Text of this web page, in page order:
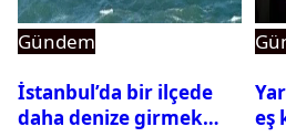
Gündem
İstanbul’da bir ilçede
daha denize girmek
eş